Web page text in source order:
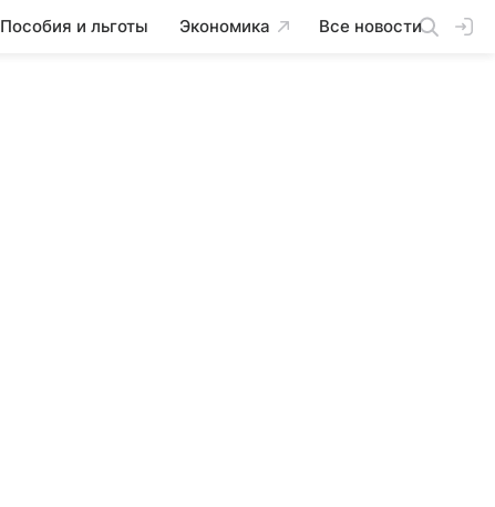
Пособия и льготы Экономика Все новости